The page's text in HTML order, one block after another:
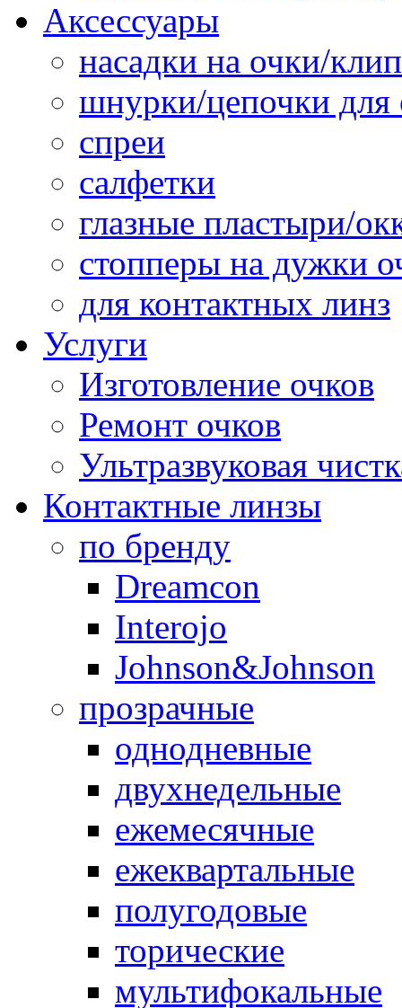
Аксессуары
насадки на очки/
шнурки/цепочки для
спреи
салфетки
глазные пластыри/
стопперы на дужки
для контактных линз
Услуги
Изготовление очков
Ремонт очков
Ультразвуковая
Контактные линзы
по бренду
Dreamcon
Interojo
Johnson&Johnson
прозрачные
однодневные
двухнедельные
ежемесячные
ежеквартальные
полугодовые
торические
мультифокальные